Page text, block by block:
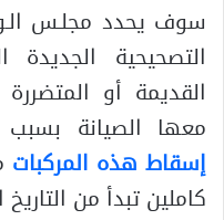
سوف يحدد مجلـس
التصحيحية الجديدة
القديمة أو
معها الصيانة
إسقاط هذه المركبات
كاملين تبدأ من